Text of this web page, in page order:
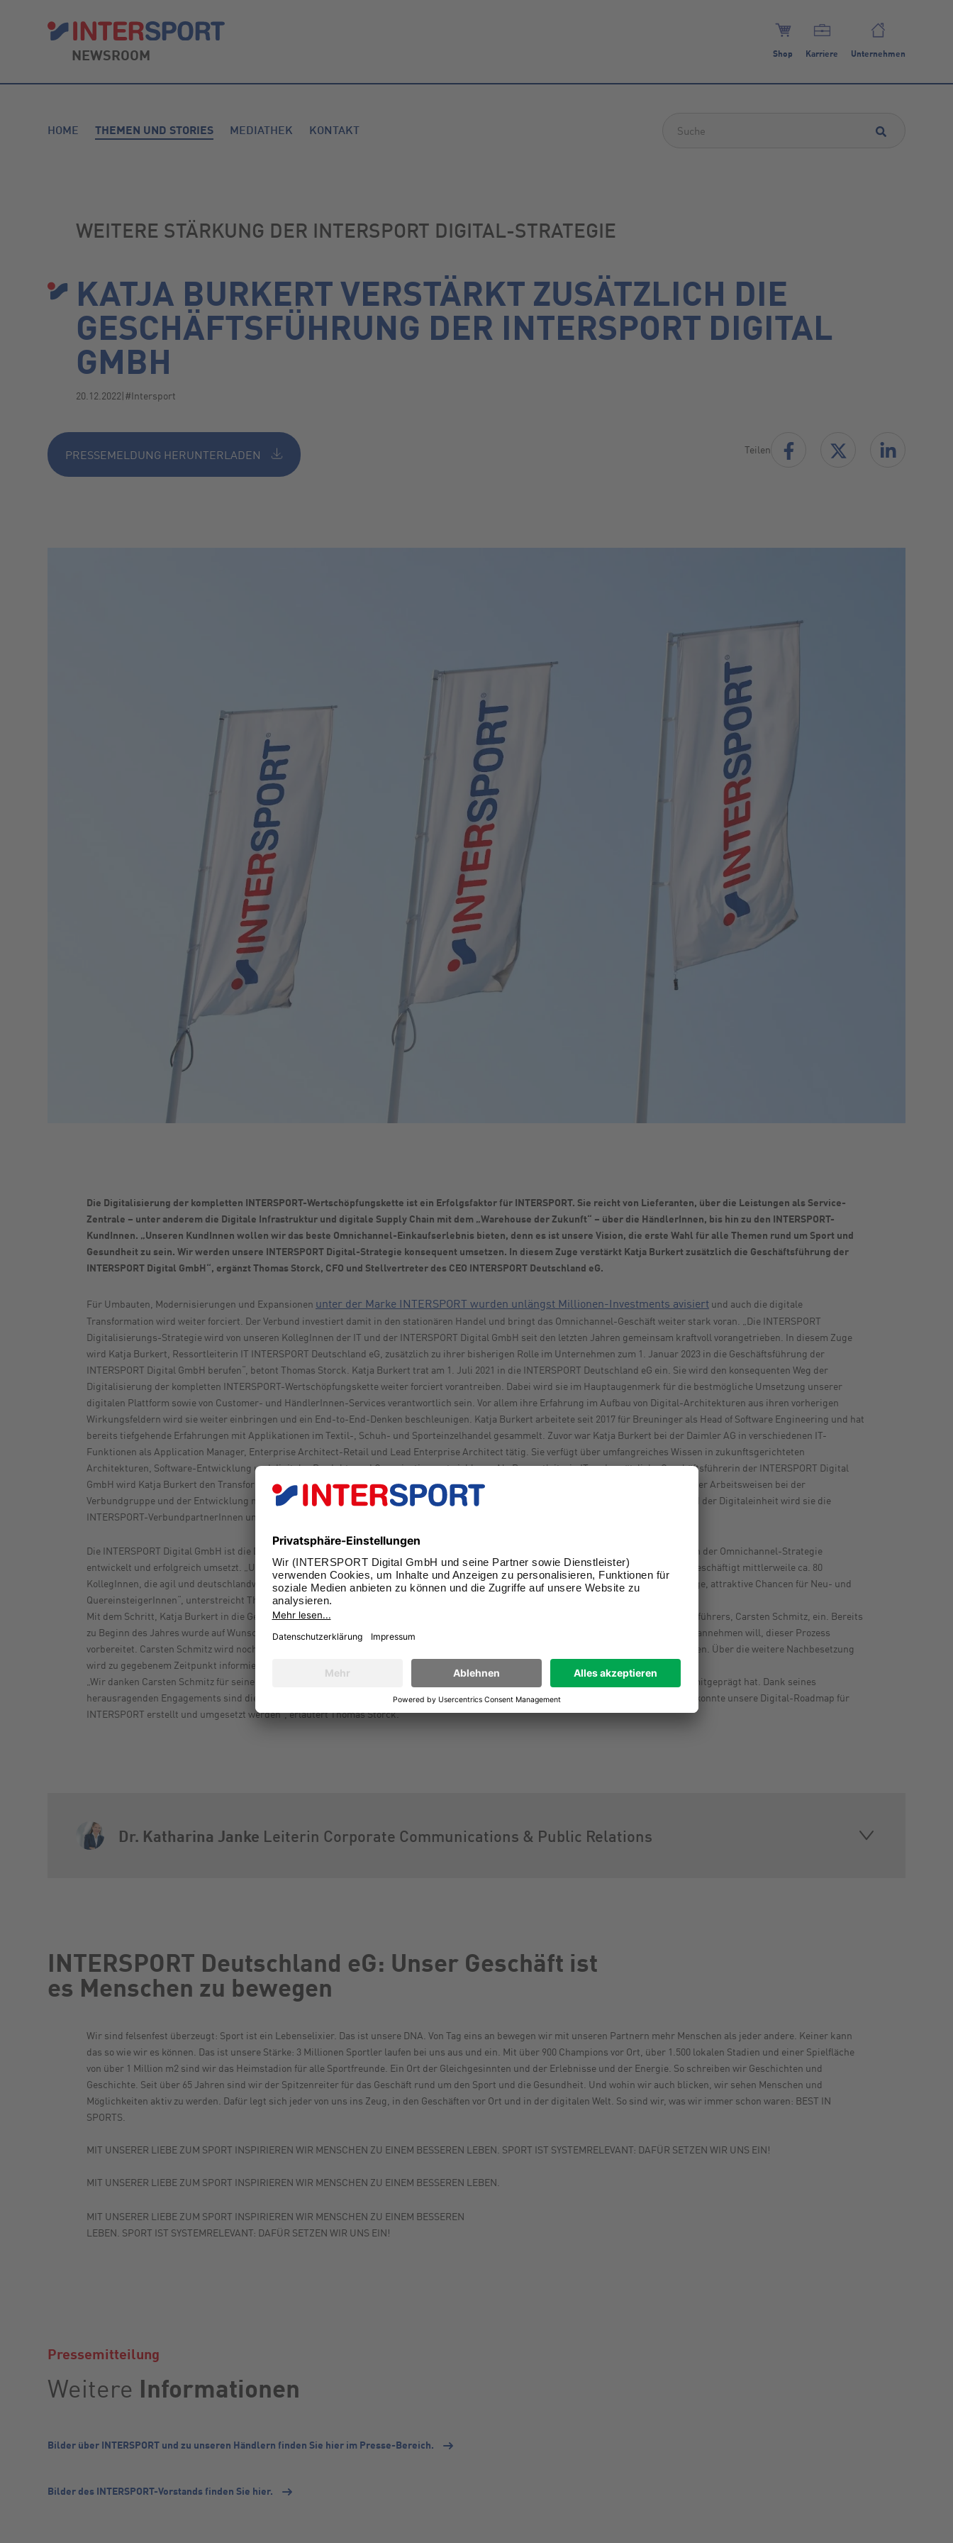
NEWSROOM Shop Karriere Unternehmen
HOME THEMEN UND STORIES MEDIATHEK KONTAKT
WEITERE STÄRKUNG DER INTERSPORT DIGITAL-STRATEGIE
KATJA BURKERT VERSTÄRKT ZUSÄTZLICH DIE
GESCHÄFTSFÜHRUNG DER INTERSPORT DIGITAL
GMBH
20.12.2022|#Intersport
PRESSEMELDUNG HERUNTERLADEN Teilen
Die Digitalisierung der kompletten INTERSPORT-Wertschöpfungskette ist ein Erfolgsfaktor für INTERSPORT. Sie reicht von Lieferanten, über die Leistungen als Service-
Zentrale – unter anderem die Digitale Infrastruktur und digitale Supply Chain mit dem „Warehouse der Zukunft“ – über die HändlerInnen, bis hin zu den INTERSPORT-
KundInnen. „Unseren KundInnen wollen wir das beste Omnichannel-Einkaufserlebnis bieten, denn es ist unsere Vision, die erste Wahl für alle Themen rund um Sport und
Gesundheit zu sein. Wir werden unsere INTERSPORT Digital-Strategie konsequent umsetzen. In diesem Zuge verstärkt Katja Burkert zusätzlich die Geschäftsführung der
INTERSPORT Digital GmbH“, ergänzt Thomas Storck, CFO und Stellvertreter des CEO INTERSPORT Deutschland eG.
Für Umbauten, Modernisierungen und Expansionen unter der Marke INTERSPORT wurden unlängst Millionen-Investments avisiert und auch die digitale
Transformation wird weiter forciert. Der Verbund investiert damit in den stationären Handel und bringt das Omnichannel-Geschäft weiter stark voran. „Die INTERSPORT
Digitalisierungs-Strategie wird von unseren KollegInnen der IT und der INTERSPORT Digital GmbH seit den letzten Jahren gemeinsam kraftvoll vorangetrieben. In diesem Zuge
wird Katja Burkert, Ressortleiterin IT INTERSPORT Deutschland eG, zusätzlich zu ihrer bisherigen Rolle im Unternehmen zum 1. Januar 2023 in die Geschäftsführung der
INTERSPORT Digital GmbH berufen“, betont Thomas Storck. Katja Burkert trat am 1. Juli 2021 in die INTERSPORT Deutschland eG ein. Sie wird den konsequenten Weg der
Digitalisierung der kompletten INTERSPORT-Wertschöpfungskette weiter forciert vorantreiben. Dabei wird sie im Hauptaugenmerk für die bestmögliche Umsetzung unserer
digitalen Plattform sowie von Customer- und HändlerInnen-Services verantwortlich sein. Vor allem ihre Erfahrung im Aufbau von Digital-Architekturen aus ihren vorherigen
Wirkungsfeldern wird sie weiter einbringen und ein End-to-End-Denken beschleunigen. Katja Burkert arbeitete seit 2017 für Breuninger als Head of Software Engineering und hat
bereits tiefgehende Erfahrungen mit Applikationen im Textil-, Schuh- und Sporteinzelhandel gesammelt. Zuvor war Katja Burkert bei der Daimler AG in verschiedenen IT-
Funktionen als Application Manager, Enterprise Architect-Retail und Lead Enterprise Architect tätig. Sie verfügt über umfangreiches Wissen in zukunftsgerichteten
Architekturen, Software-Entwicklung und digitaler Produkt- und Organisationsentwicklung. Als Ressortleiterin IT und zusätzliche Geschäftsführerin der INTERSPORT Digital
GmbH wird Katja Burkert den Transformationsprozess der IT weiter fortführen und einen strategischen Beitrag zur weiteren Einführung agiler Arbeitsweisen bei der
Verbundgruppe und der Entwicklung neuer, digitaler Geschäftsmodelle leisten. Auf dem Weg zur zukunftsweisenden Ausrichtung der IT und der Digitaleinheit wird sie die
INTERSPORT-VerbundpartnerInnen und UnternehmerInnen proaktiv einbinden.
Die INTERSPORT Digital GmbH ist die Digital-Einheit der INTERSPORT, die die digitalen und datengetriebenen Geschäftsmodelle im Rahmen der Omnichannel-Strategie
entwickelt und erfolgreich umsetzt. „Unsere Digital-Einheit ist ein attraktives Wirkungsfeld für IT-, Data- und Marketing-ExpertInnen und beschäftigt mittlerweile ca. 80
KollegInnen, die agil und deutschlandweit zusammenarbeiten. Dank des starken Ausbaus des Geschäfts bieten sich auch weiterhin vielseitige, attraktive Chancen für Neu- und
QuereinsteigerInnen“, unterstreicht Thomas Storck.
Mit dem Schritt, Katja Burkert in die Geschäftsführung aufzunehmen, leitet die INTERSPORT zudem die Nachfolge des derzeitigen Geschäftsführers, Carsten Schmitz, ein. Bereits
zu Beginn des Jahres wurde auf Wunsch von Carsten Schmitz, der in naher Zukunft eine neue Herausforderung außerhalb der INTERSPORT annehmen will, dieser Prozess
vorbereitet. Carsten Schmitz wird noch bis April 2023 gemeinsam mit Katja Burkert die Omnichannel- und Digitalisierungsstrategie umsetzen. Über die weitere Nachbesetzung
wird zu gegebenem Zeitpunkt informiert.
„Wir danken Carsten Schmitz für seine außerordentliche Aufbauleistung, die das moderne Gesicht der INTERSPORT von heute maßgeblich mitgeprägt hat. Dank seines
herausragenden Engagements sind die Gründung und der Aufbau der eigenständigen Digital-Unit in unserem Unternehmen gelungen und konnte unsere Digital-Roadmap für
INTERSPORT erstellt und umgesetzt werden“, erläutert Thomas Storck.
Dr. Katharina Janke Leiterin Corporate Communications & Public Relations
INTERSPORT Deutschland eG: Unser Geschäft ist
es Menschen zu bewegen
Wir sind felsenfest überzeugt: Sport ist ein Lebenselixier. Das ist unsere DNA. Von Tag eins an bewegen wir mit unseren Partnern mehr Menschen als jeder andere. Keiner kann
das so wie wir es können. Das ist unsere Stärke: 3 Millionen Sportler laufen bei uns aus und ein. Mit über 900 Champions vor Ort, über 1.500 lokalen Stadien und einer Spielfläche
von über 1 Million m2 sind wir das Heimstadion für alle Sportfreunde. Ein Ort der Gleichgesinnten und der Erlebnisse und der Energie. So schreiben wir Geschichten und
Geschichte. Seit über 65 Jahren sind wir der Spitzenreiter für das Geschäft rund um den Sport und die Gesundheit. Und wohin wir auch blicken, wir sehen Menschen und
Möglichkeiten aktiv zu werden. Dafür legt sich jeder von uns ins Zeug, in den Geschäften vor Ort und in der digitalen Welt. So sind wir, was wir immer schon waren: BEST IN
SPORTS.
MIT UNSERER LIEBE ZUM SPORT INSPIRIEREN WIR MENSCHEN ZU EINEM BESSEREN LEBEN. SPORT IST SYSTEMRELEVANT: DAFÜR SETZEN WIR UNS EIN!
MIT UNSERER LIEBE ZUM SPORT INSPIRIEREN WIR MENSCHEN ZU EINEM BESSEREN LEBEN.
MIT UNSERER LIEBE ZUM SPORT INSPIRIEREN WIR MENSCHEN ZU EINEM BESSEREN
LEBEN. SPORT IST SYSTEMRELEVANT: DAFÜR SETZEN WIR UNS EIN!
Pressemitteilung
Weitere Informationen
Bilder über INTERSPORT und zu unseren Händlern finden Sie hier im Presse-Bereich.
Bilder des INTERSPORT-Vorstands finden Sie hier.